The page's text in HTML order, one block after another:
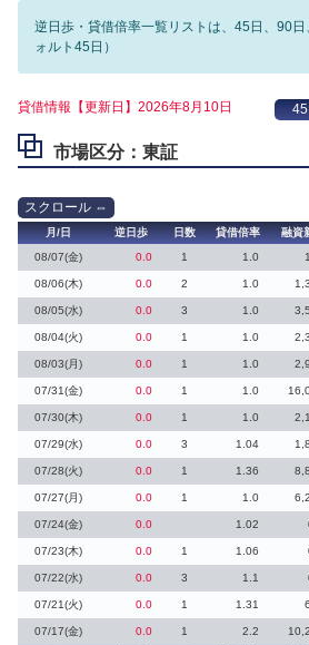
逆日歩・貸借倍率一覧リストは、45日、90
ォルト45日）
貸借情報【更新日】2026年8月10日
市場区分：東証
月/日 逆日歩 日数 貸借倍率 融資
08/07(金)
0.0 1 1.0
08/06(木) 0.0 2 1.0
08/05(水) 0.0 3 1.0
08/04(火) 0.0 1 1.0
08/03(月) 0.0 1 1.0
07/31(金) 0.0 1 1.0
07/30(木) 0.0 1 1.0
07/29(水) 0.0 3 1.04
07/28(火) 0.0 1 1.36
07/27(月) 0.0 1 1.0
07/24(金) 0.0 1.02
07/23(木) 0.0 1 1.06
07/22(水) 0.0 3 1.1
07/21(火) 0.0 1 1.31
07/17(金) 0.0 1 2.2